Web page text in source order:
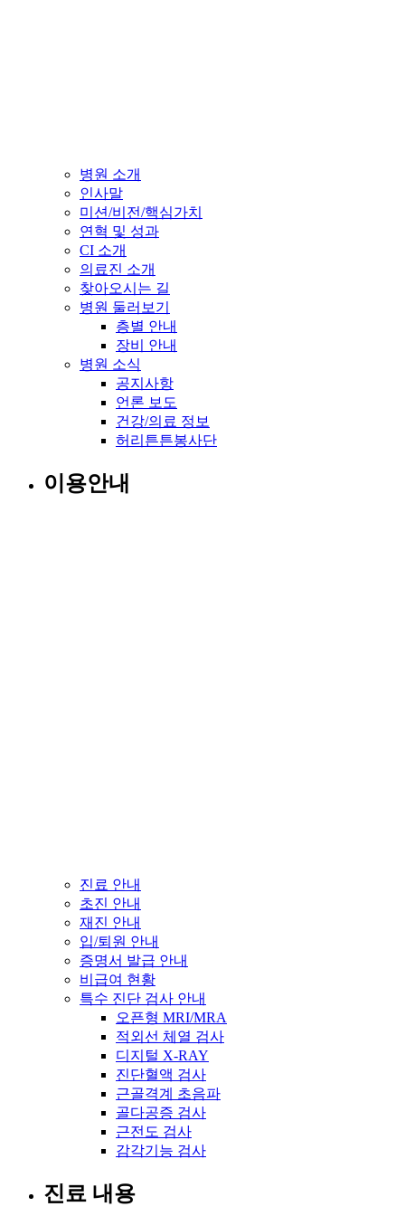
병원 소개
인사말
미션/비전/핵심가치
연혁 및 성과
CI 소개
의료진 소개
찾아오시는 길
병원 둘러보기
층별 안내
장비 안내
병원 소식
공지사항
언론 보도
건강/의료 정보
허리튼튼봉사단
이용안내
진료 안내
초진 안내
재진 안내
입/퇴원 안내
증명서 발급 안내
비급여 현황
특수 진단 검사 안내
오픈형 MRI/MRA
적외선 체열 검사
디지털 X-RAY
진단혈액 검사
근골격계 초음파
골다공증 검사
근전도 검사
감각기능 검사
진료 내용